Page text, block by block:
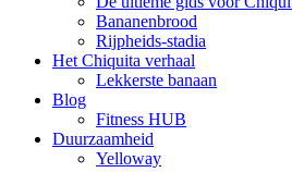
Bananenbrood
Rijpheids-stadia
Het Chiquita verhaal
Lekkerste banaan
Blog
Fitness HUB
Duurzaamheid
Yelloway